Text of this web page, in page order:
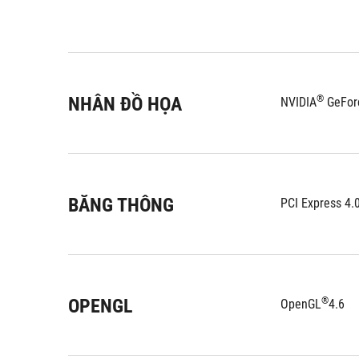
NHÂN ĐỒ HỌA NVIDIA®
BĂNG THÔNG PCI Express 4.0
OPENGL OpenGL®4.6